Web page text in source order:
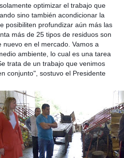
optimizar el trabajo que
sino también acondicionar la
posibiliten profundizar aún más las
más de 25 tipos de residuos son
nuevo en el mercado. Vamos a
ambiente, lo cual es una tarea
trata de un trabajo que venimos
conjunto", sostuvo el Presidente